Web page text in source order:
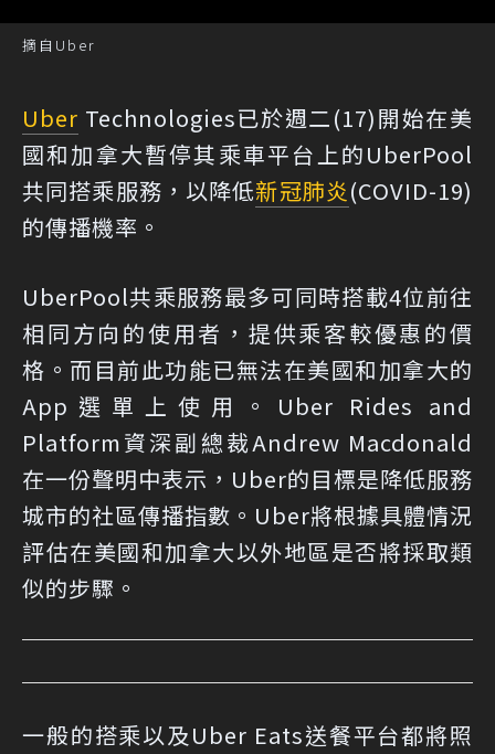
摘自Uber
Uber Technologies已於週二(17)開始在美
國和加拿大暫停其乘車平台上的UberPool
共同搭乘服務，以降低新冠肺炎(COVID-19)
的傳播機率。
UberPool共乘服務最多可同時搭載4位前往
相同方向的使用者，提供乘客較優惠的價
格。而目前此功能已無法在美國和加拿大的
App選單上使用。Uber Rides and
Platform資深副總裁Andrew Macdonald
在一份聲明中表示，Uber的目標是降低服務
城市的社區傳播指數。Uber將根據具體情況
評估在美國和加拿大以外地區是否將採取類
似的步驟。
一般的搭乘以及Uber Eats送餐平台都將照